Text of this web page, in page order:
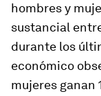
hombres y
sustancial
durante los
económico
mujeres ganan